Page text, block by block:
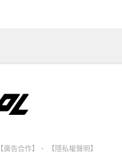
【廣告合作】 、 【隱私權聲明】